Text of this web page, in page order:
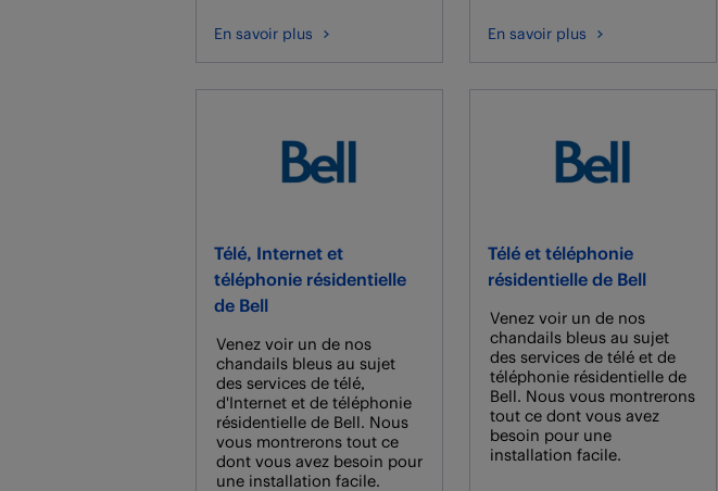
En savoir plus En savoir plus
Télé, Internet et
téléphonie résidentielle
de Bell
Venez voir un de nos
chandails bleus au sujet
des services de télé,
d'Internet et de téléphonie
résidentielle de Bell. Nous
vous montrerons tout ce
dont vous avez besoin pour
une installation facile.
Télé et téléphonie
résidentielle de Bell
Venez voir un de nos
chandails bleus au sujet
des services de télé et de
téléphonie résidentielle de
Bell. Nous vous montrerons
tout ce dont vous avez
besoin pour une
installation facile.